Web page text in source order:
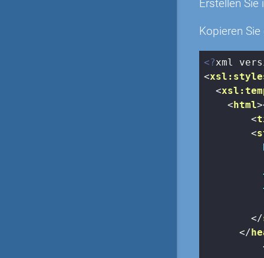
Erstellen
Kopieren
<?xml
<
<
< html>
<
<
</
</